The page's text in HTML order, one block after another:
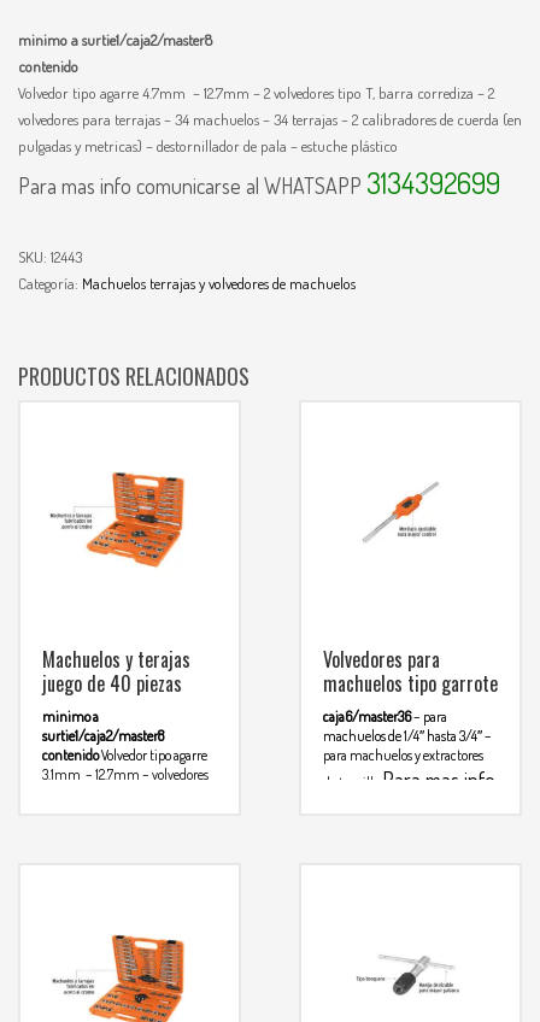
minimo a surtie1/caja2/master8
contenido
Volvedor tipo agarre 4.7mm – 12.7mm – 2 volvedores tipo T, barra corrediza – 2
volvedores para terrajas – 34 machuelos – 34 terrajas – 2 calibradores de cuerda (en
pulgadas y metricas) – destornillador de pala – estuche plástico
Para mas info comunicarse al WHATSAPP 3134392699
SKU: 12443
Categoría: Machuelos terrajas y volvedores de machuelos
PRODUCTOS RELACIONADOS
Machuelos y terajas
juego de 40 piezas
minimo a
surtie1/caja2/master8
contenidoVolvedor tipo agarre
3.1mm – 12.7mm – volvedores
comunicarse al
WHATSAPP3134392699
Volvedores para
machuelos tipo garrote
caja6/master36– para
machuelos de 1/4″ hasta 3/4″–
para machuelos y extractores
de tornillo Para mas info